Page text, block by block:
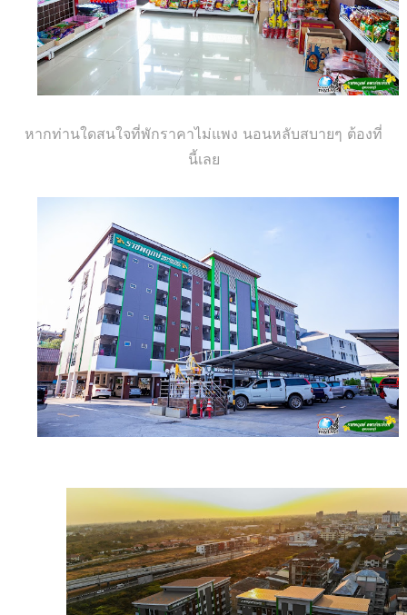
หากท่านใดสนใจที่พักราคาไม่แพง นอนหลับสบายๆ ต้องที่
นี้เลย